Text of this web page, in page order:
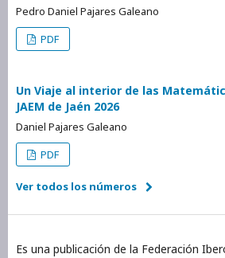
Pedro Daniel Pajares Galeano
PDF
Un Viaje al interior de las
JAEM de Jaén 2026
Daniel Pajares Galeano
PDF
Ver todos los números
Es una publicación de la Federación